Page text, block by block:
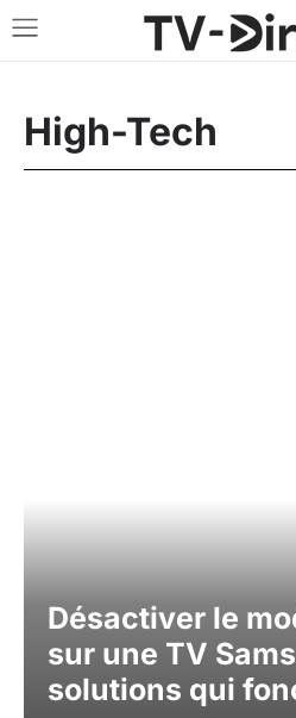
High-Tech
Désactiver le
sur une TV
solutions qui